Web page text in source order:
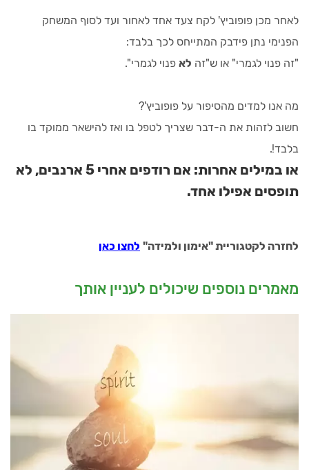
לאחר מכן פופוביץ' לקח צעד אחד לאחור ועד לסוף המשחק
הפנימי נתן פידבק המתייחס לכך בלבד:
"זה פנוי לגמרי" או ש"זה לא פנוי לגמרי".
מה אנו למדים מהסיפור על פופוביץ'?
חשוב לזהות את ה-דבר שצריך לטפל בו ואז להישאר ממוקד בו
בלבד!.
או במילים אחרות: אם רודפים אחרי 5 ארנבים, לא
תופסים אפילו אחד.
לחזרה לקטגוריית "אימון ולמידה" לחצו כאן
מאמרים נוספים שיכולים לעניין אותך